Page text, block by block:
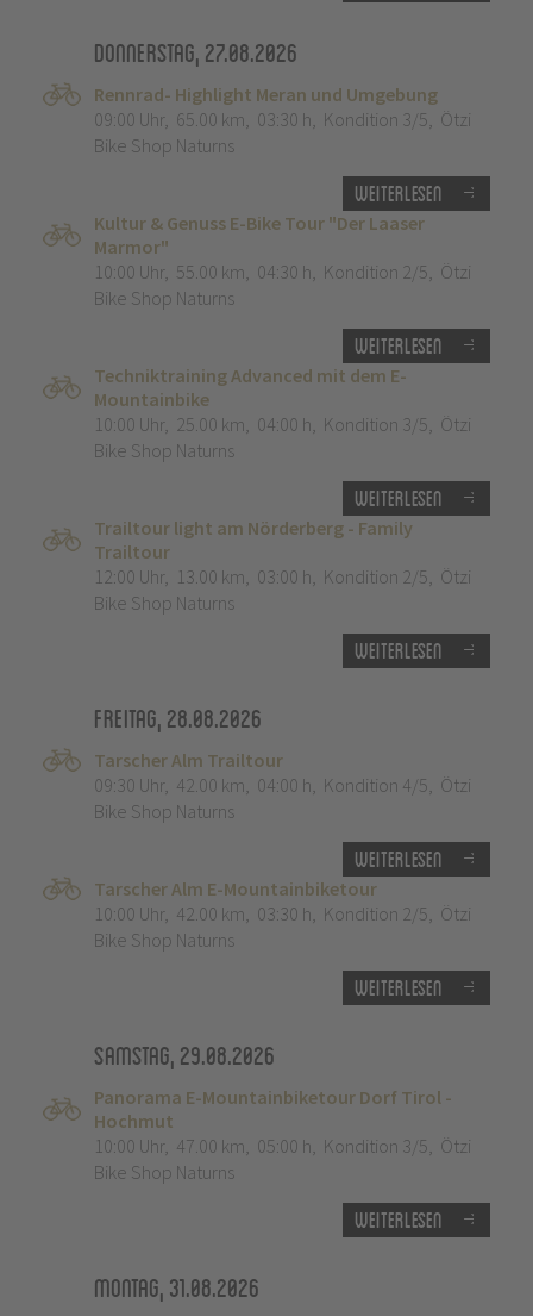
Donnerstag, 27.08.2026
Rennrad- Highlight Meran und Umgebung
09:00 Uhr, 65.00 km, 03:30 h, Kondition 3/5, Ötzi
Bike Shop Naturns
Weiterlesen
Kultur & Genuss E-Bike Tour "Der Laaser
Marmor"
10:00 Uhr, 55.00 km, 04:30 h, Kondition 2/5, Ötzi
Bike Shop Naturns
Weiterlesen
Techniktraining Advanced mit dem E-
Mountainbike
10:00 Uhr, 25.00 km, 04:00 h, Kondition 3/5, Ötzi
Bike Shop Naturns
Weiterlesen
Trailtour light am Nörderberg - Family
Trailtour
12:00 Uhr, 13.00 km, 03:00 h, Kondition 2/5, Ötzi
Bike Shop Naturns
Weiterlesen
Freitag, 28.08.2026
Tarscher Alm Trailtour
09:30 Uhr, 42.00 km, 04:00 h, Kondition 4/5, Ötzi
Bike Shop Naturns
Weiterlesen
Tarscher Alm E-Mountainbiketour
10:00 Uhr, 42.00 km, 03:30 h, Kondition 2/5, Ötzi
Bike Shop Naturns
Weiterlesen
Samstag, 29.08.2026
Panorama E-Mountainbiketour Dorf Tirol -
Hochmut
10:00 Uhr, 47.00 km, 05:00 h, Kondition 3/5, Ötzi
Bike Shop Naturns
Weiterlesen
Montag, 31.08.2026